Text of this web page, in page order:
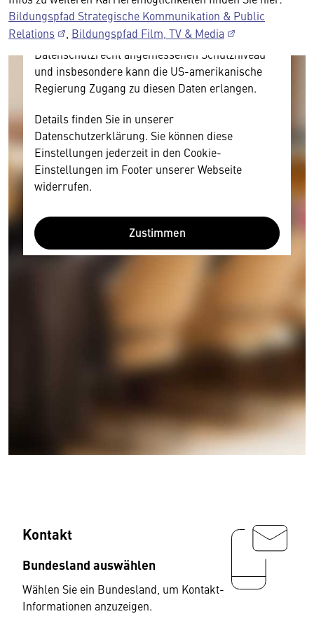
Bildungspfad Strategische Kommunikation & Public
Relations
Bildungspfad Film, TV & Media
und Nutzerverhalten mitunter mit US-
amerikanischen Anbietern austauscht.
Diese Daten unterliegen keinem dem EU-
Datenschutzrecht angemessenen Schutzniveau
und insbesondere kann die US-amerikanische
Regierung Zugang zu diesen Daten erlangen.
Details finden Sie in unserer
Datenschutzerklärung. Sie können diese
Einstellungen jederzeit in den Cookie-
Einstellungen im Footer unserer Webseite
widerrufen.
Zustimmen
Kontakt
Bundesland auswählen
Wählen Sie ein Bundesland, um Kontakt-
Informationen anzuzeigen.